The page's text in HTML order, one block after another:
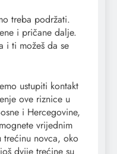
treba podržati.
i pričane dalje.
i ti možeš da se
ustupiti kontakt
ove riznice u
i Hercegovine,
vrijednim
trećinu novca, oko